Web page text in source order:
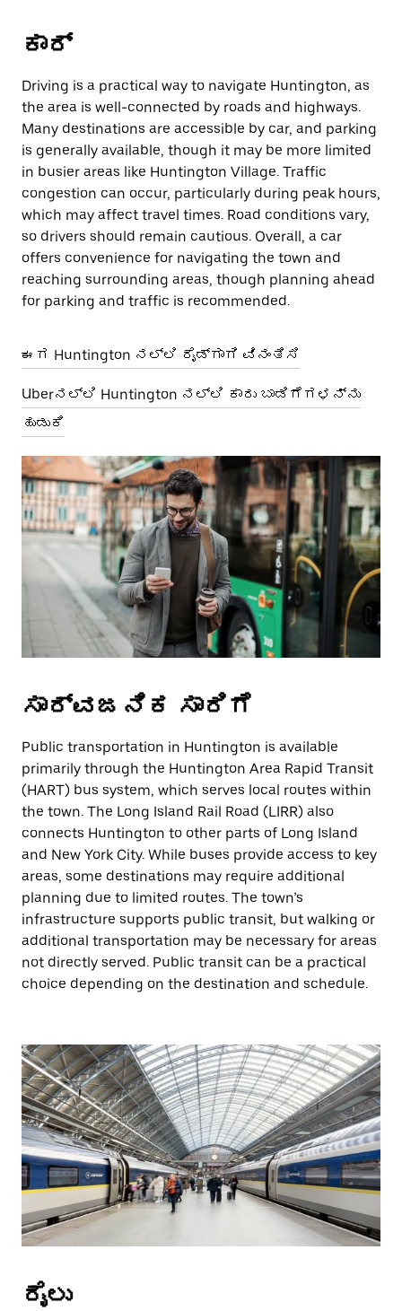
ಕಾರ್
Driving is a practical way to navigate Huntington, as
the area is well-connected by roads and highways.
Many destinations are accessible by car, and parking
is generally available, though it may be more limited
in busier areas like Huntington Village. Traffic
congestion can occur, particularly during peak hours,
which may affect travel times. Road conditions vary,
so drivers should remain cautious. Overall, a car
offers convenience for navigating the town and
reaching surrounding areas, though planning ahead
for parking and traffic is recommended.
ಈಗ Huntington ನಲ್ಲಿ ರೈಡ್‌ಗಾಗಿ ವಿನಂತಿಸಿ
Uberನಲ್ಲಿ Huntington ನಲ್ಲಿ ಕಾರು ಬಾಡಿಗೆಗಳನ್ನು
ಹುಡುಕಿ
ಸಾರ್ವಜನಿಕ ಸಾರಿಗೆ
Public transportation in Huntington is available
primarily through the Huntington Area Rapid Transit
(HART) bus system, which serves local routes within
the town. The Long Island Rail Road (LIRR) also
connects Huntington to other parts of Long Island
and New York City. While buses provide access to key
areas, some destinations may require additional
planning due to limited routes. The town’s
infrastructure supports public transit, but walking or
additional transportation may be necessary for areas
not directly served. Public transit can be a practical
choice depending on the destination and schedule.
ರೈಲು